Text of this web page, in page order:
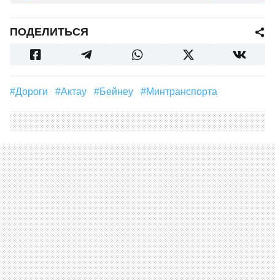
ПОДЕЛИТЬСЯ
#дороги #Актау #Бейнеу #минтранспорта